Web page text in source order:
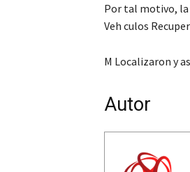
Por tal motivo, la
Veh culos
M Localizaron y
Autor